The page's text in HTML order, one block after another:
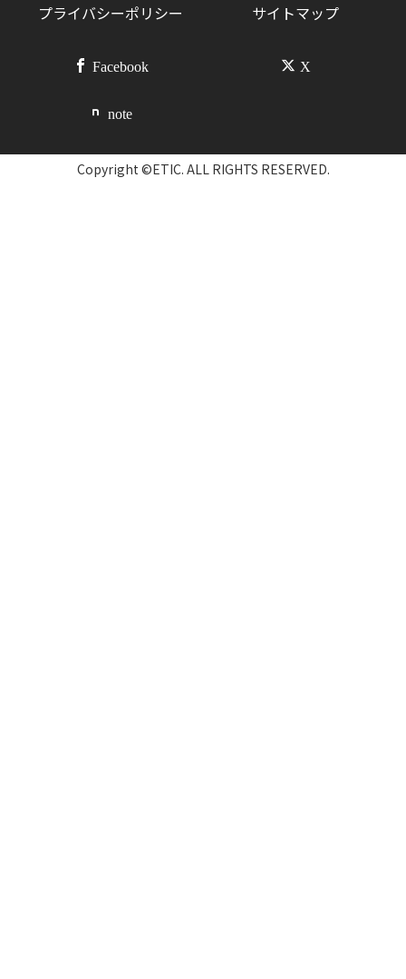
プライバシーポリシー サイトマップ
Facebook X
note
Copyright ©ETIC. ALL RIGHTS RESERVED.